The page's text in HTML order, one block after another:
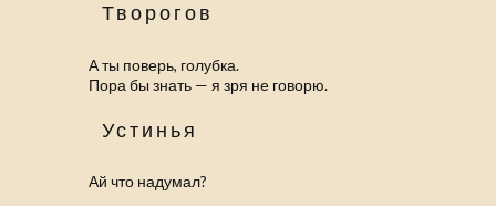
Творогов
А ты поверь, голубка.
Пора бы знать — я зря не говорю.
Устинья
Ай что надумал?